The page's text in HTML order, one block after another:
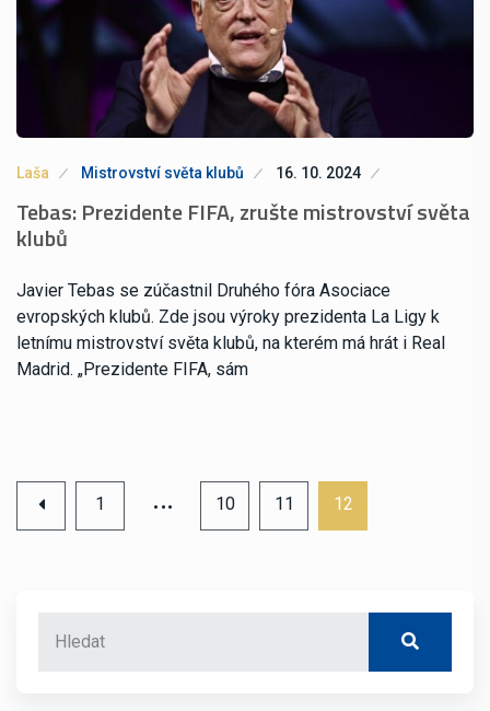
Laša Mistrovství světa klubů 16. 10. 2024
Tebas: Prezidente FIFA, zrušte mistrovství světa
klubů
Javier Tebas se zúčastnil Druhého fóra Asociace
evropských klubů. Zde jsou výroky prezidenta La Ligy k
letnímu mistrovství světa klubů, na kterém má hrát i Real
Madrid. „Prezidente FIFA, sám
1 … 10 11 12